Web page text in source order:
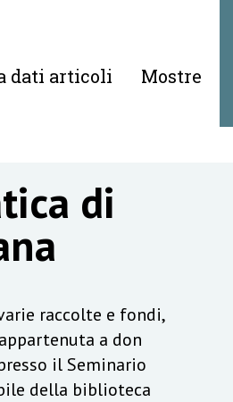
dati articoli Mostre
di
raccolte e fondi,
a don
il Seminario
della biblioteca